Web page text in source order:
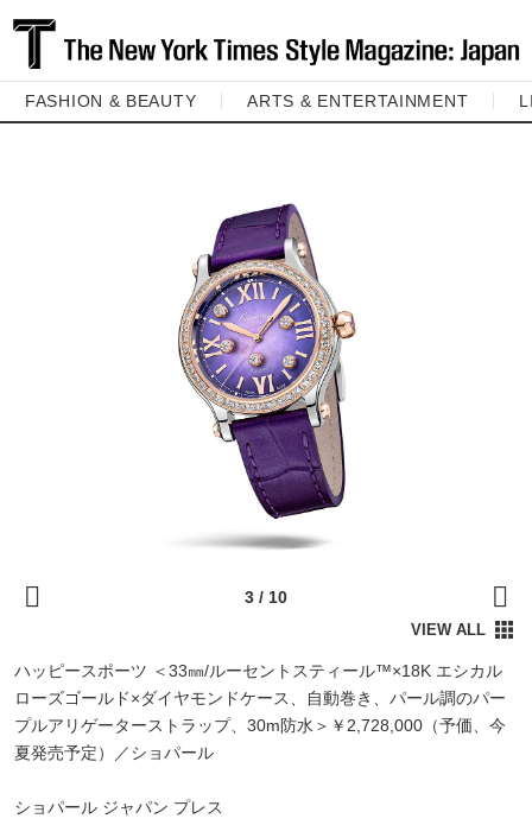
FASHION & BEAUTY ARTS & ENTERTAINMENT
ハッピースポーツ ＜33㎜/ルーセントスティール™×18K エシカル
ローズゴールド×ダイヤモンドケース、自動巻き、パール調のパー
プルアリゲーターストラップ、30m防水＞￥2,728,000（予価、今
夏発売予定）／ショパール
ショパール ジャパン プレス